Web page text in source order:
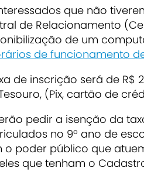
que não
de Relacionamento
de um
de funcionamento
de inscrição será de R$
(Pix, cartão de
pedir a isenção da
no 9º ano de
o poder público que
que tenham o